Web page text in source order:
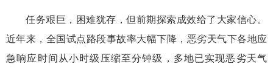
任务艰巨，困难犹存，但前期探索成效给了大家信心。
近年来，全国试点路段事故率大幅下降，恶劣天气下各地应
急响应时间从小时级压缩至分钟级，多地已实现恶劣天气